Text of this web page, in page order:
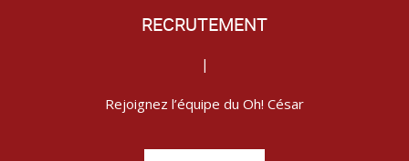
RECRUTEMENT
|
Rejoignez l’équipe du Oh! César